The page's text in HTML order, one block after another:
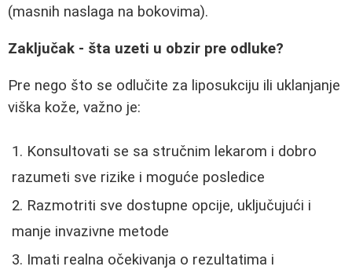
(masnih naslaga na bokovima).
Zaključak - šta uzeti u obzir pre odluke?
Pre nego što se odlučite za liposukciju ili uklanjanje
viška kože, važno je:
Konsultovati se sa stručnim lekarom i dobro
razumeti sve rizike i moguće posledice
Razmotriti sve dostupne opcije, uključujući i
manje invazivne metode
Imati realna očekivanja o rezultatima i